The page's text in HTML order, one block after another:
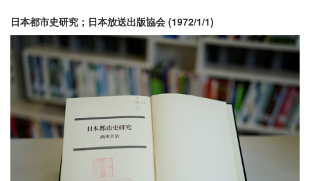
日本都市史研究；日本放送出版協会 (1972/1/1)